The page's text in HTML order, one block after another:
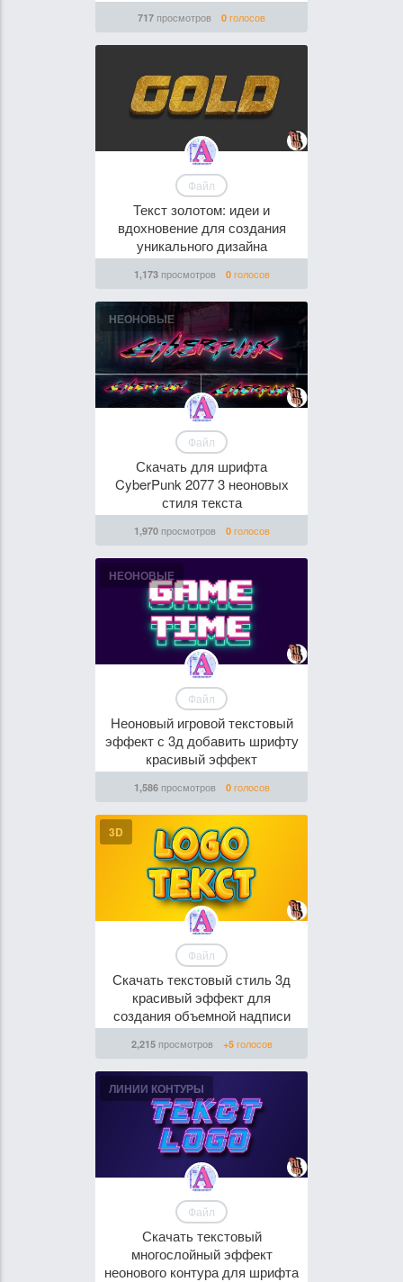
717 просмотров 0 голосов
Файл
Текст золотом: идеи и
вдохновение для создания
уникального дизайна
1,173просмотров 0голосов
НЕОНОВЫЕ
Файл
Скачать для шрифта
CyberPunk 2077 3 неоновых
стиля текста
1,970просмотров 0голосов
НЕОНОВЫЕ
Файл
Неоновый игровой текстовый
эффект с 3д добавить шрифту
красивый эффект
1,586просмотров 0голосов
3D
Файл
Скачать текстовый стиль 3д
красивый эффект для
создания объемной надписи
2,215просмотров +5голосов
ЛИНИИ КОНТУРЫ
Файл
Скачать текстовый
многослойный эффект
неонового контура для шрифта